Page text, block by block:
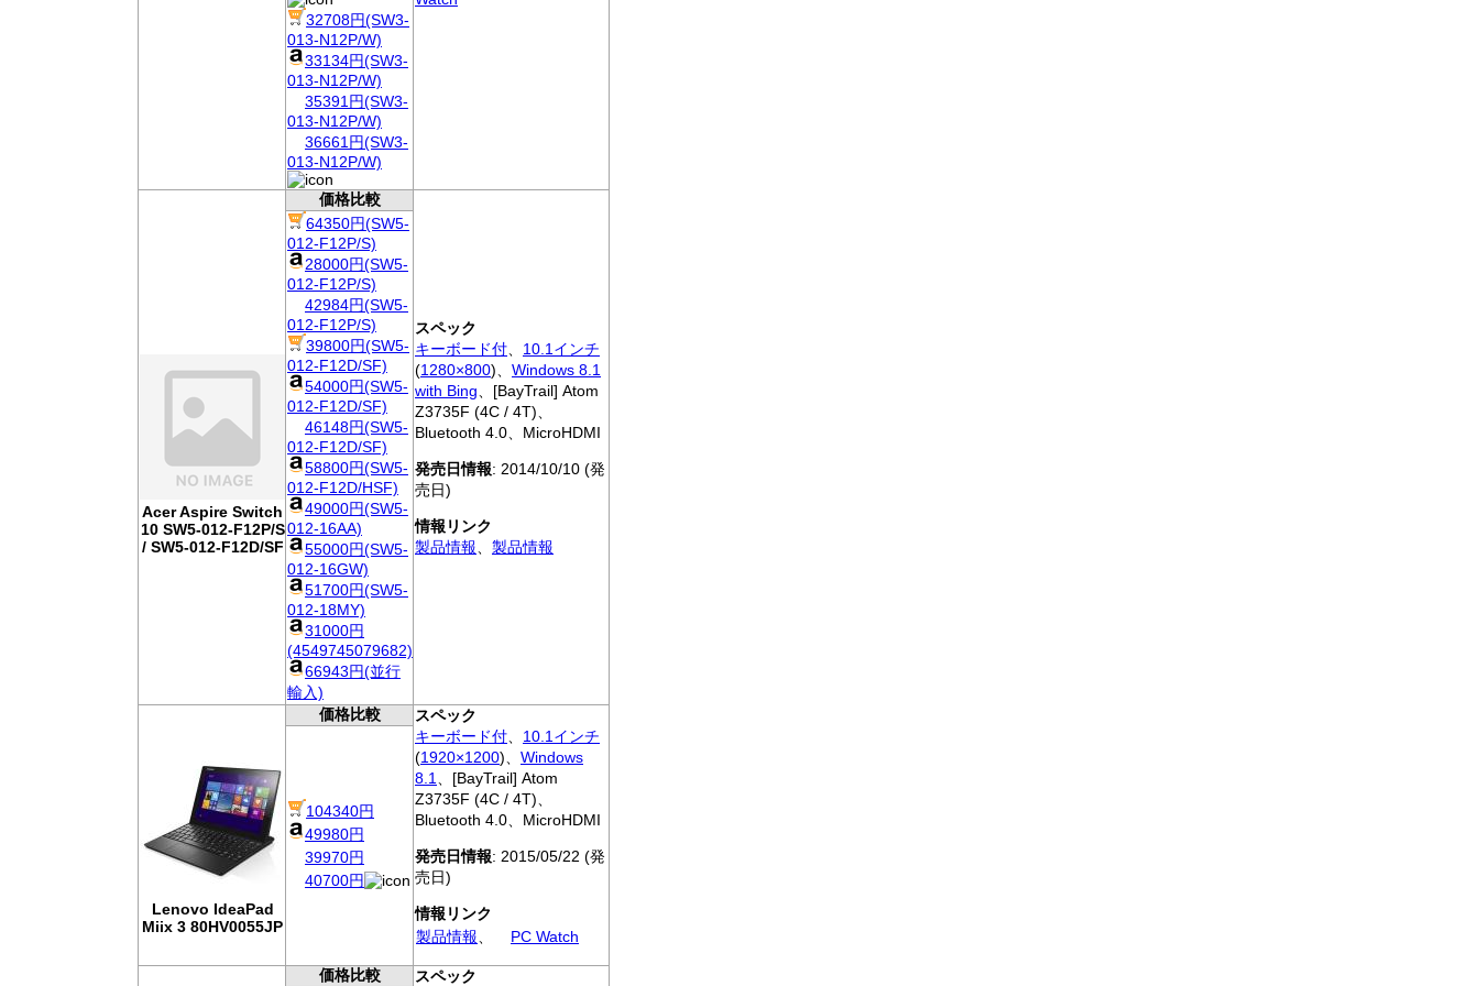
32708円(SW3-
013-N12P/W)
33134円(SW3-
013-N12P/W)
35391円(SW3-
013-N12P/W)
36661円(SW3-
013-N12P/W)
Acer Aspire Switch
10 SW5-012-F12P/S
/ SW5-012-F12D/SF
価格比較
スペック
キーボード付
10.1インチ
(1280×800)、 Windows 8.1
with Bing 、[BayTrail] Atom
Z3735F (4C / 4T)、
Bluetooth 4.0、MicroHDMI
発売日情報: 2014/10/10 (発
売日)
情報リンク
製品情報、 製品情報
64350円(SW5-
012-F12P/S)
28000円(SW5-
012-F12P/S)
42984円(SW5-
012-F12P/S)
39800円(SW5-
012-F12D/SF)
54000円(SW5-
012-F12D/SF)
46148円(SW5-
012-F12D/SF)
58800円(SW5-
012-F12D/HSF)
49000円(SW5-
012-16AA)
55000円(SW5-
012-16GW)
51700円(SW5-
012-18MY)
31000円
(4549745079682)
66943円(並行
輸入)
Lenovo IdeaPad
Miix 3 80HV0055JP
価格比較
スペック
キーボード付
10.1インチ
(1920×1200)、 Windows
8.1
、[BayTrail] Atom
Z3735F (4C / 4T)、
Bluetooth 4.0、MicroHDMI
発売日情報: 2015/05/22 (発
売日)
情報リンク
製品情報、 PC Watch
104340円
49980円
39970円
40700円
価格比較
スペック